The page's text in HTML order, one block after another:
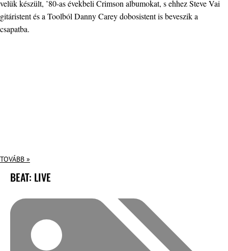
velük készült, ’80-as évekbeli Crimson albumokat, s ehhez Steve Vai
gitáristent és a Toolból Danny Carey dobosistent is beveszik a
csapatba.
TOVÁBB »
BEAT: LIVE